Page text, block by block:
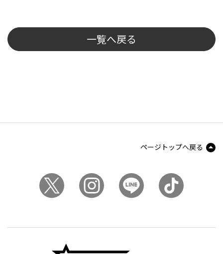
一覧へ戻る
ページトップへ戻る